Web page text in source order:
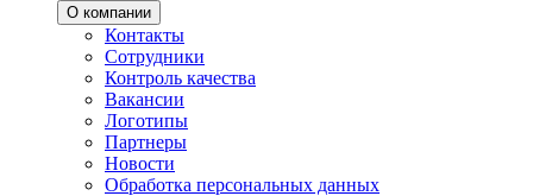
О компании
Контакты
Сотрудники
Контроль качества
Вакансии
Логотипы
Партнеры
Новости
Обработка персональных данных